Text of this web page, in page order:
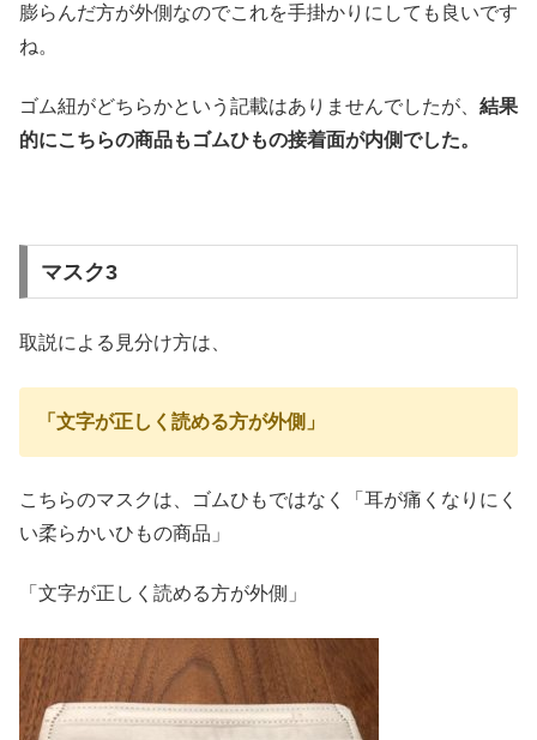
膨らんだ方が外側なのでこれを手掛かりにしても良いです
ね。
ゴム紐がどちらかという記載はありませんでしたが、 結果
的にこちらの商品もゴムひもの接着面が内側でした。
マスク3
取説による見分け方は、
「文字が正しく読める方が外側」
こちらのマスクは、ゴムひもではなく「耳が痛くなりにく
い柔らかいひもの商品」
「文字が正しく読める方が外側」